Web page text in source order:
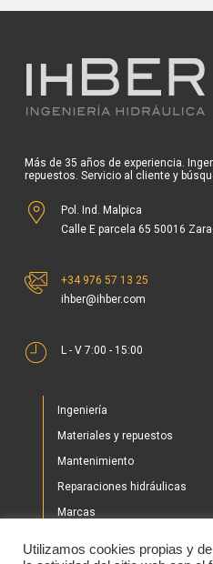
Más de 35 años de experiencia.
repuestos. Servicio al cliente y
Pol. Ind. Malpica
Calle E parcela 65 50016
+34 976 57 13 25
ihber@ihber.com
L - V 7:00 - 15:00
Ingeniería
Materiales y repuestos
Mantenimiento
Reparaciones hidráulicas
Marcas
Utilizamos cookies propias y